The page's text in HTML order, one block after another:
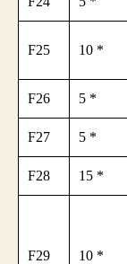
F25 10 *
F26 5 *
F27 5 *
F28 15 *
F29 10 *